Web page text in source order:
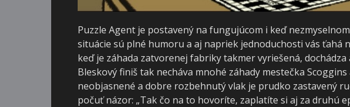
Puzzle Agent je postavený na fungujúcom i keď
situácie sú plné humoru a aj napriek jednoduchosti vás ťahá
keď je záhada zatvorenej fabriky takmer vyriešená,
Bleskový finiš tak necháva mnohé záhady mestečka
neobjasnené a dobre rozbehnutý vlak je prudko zastavený
počuť názor: „Tak čo na to hovoríte, zaplatíte si aj za druhú